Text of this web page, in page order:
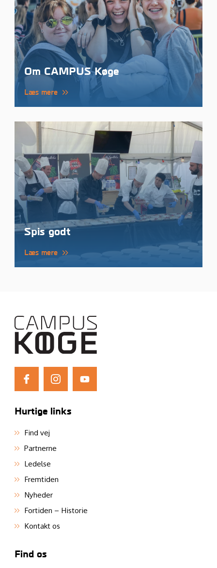
Om CAMPUS Køge
Læs mere
Spis godt
Læs mere
Hurtige links
Find vej
Partnerne
Ledelse
Fremtiden
Nyheder
Fortiden – Historie
Kontakt os
Find os